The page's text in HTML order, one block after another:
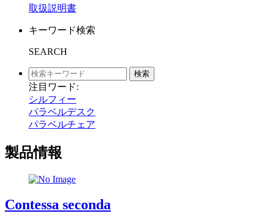
取扱説明書
キーワード検索
SEARCH
検索
注目ワード:
シルフィー
パラベルデスク
パラベルチェア
製品情報
Contessa seconda